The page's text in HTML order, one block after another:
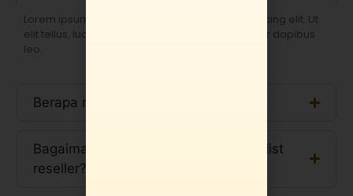
Lorem ipsum dolor sit amet, consectetur adipiscing elit. Ut
elit tellus, luctus nec ullamcorper mattis, pulvinar dapibus
leo.
Berapa minimal order dari customer?
Bagaimana cara mendapatkan price list
reseller?